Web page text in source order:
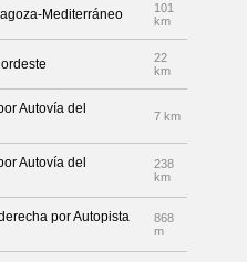
Mediterráneo
101
km
22
km
Autovía del
7 km
Autovía del
238
km
por Autopista
868
m